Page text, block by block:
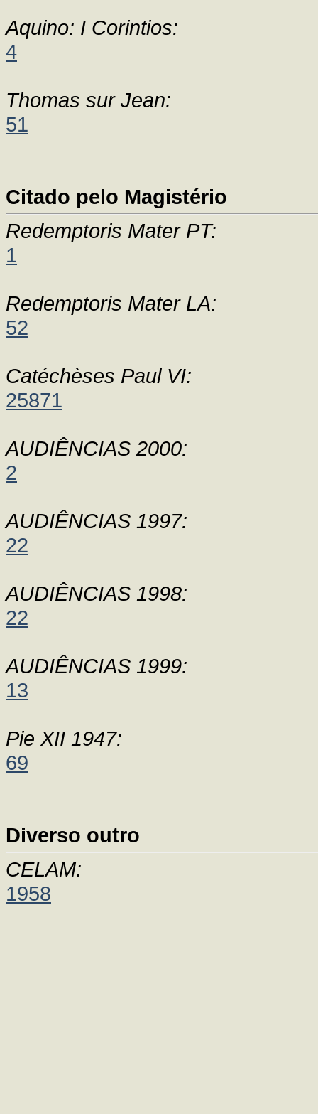
Aquino: I Corintios:
4
Thomas sur Jean:
51
Citado pelo Magistério
Redemptoris Mater PT:
1
Redemptoris Mater LA:
52
Catéchèses Paul VI:
25871
AUDIÊNCIAS 2000:
2
AUDIÊNCIAS 1997:
22
AUDIÊNCIAS 1998:
22
AUDIÊNCIAS 1999:
13
Pie XII 1947:
69
Diverso outro
CELAM:
1958